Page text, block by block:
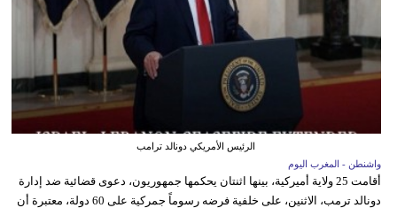
الرئيس الأمريكي دونالد ترامب
واشنطن - المغرب اليوم
أقامت 25 ولاية أميركية، بينها اثنتان يحكمها جمهوريون، دعوى قضائية ضد إدارة
دونالد ترمب، الاثنين، على خلفية فرضه رسوماً جمركية على 60 دولة، معتبرة أن